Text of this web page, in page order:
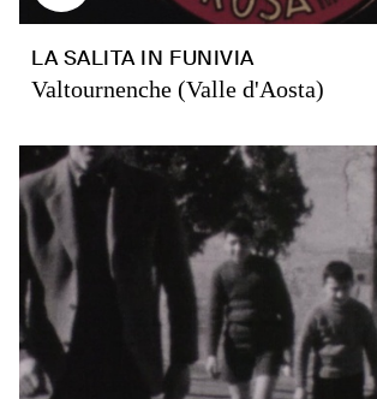
LA SALITA IN FUNIVIA
Valtournenche (Valle d'Aosta)